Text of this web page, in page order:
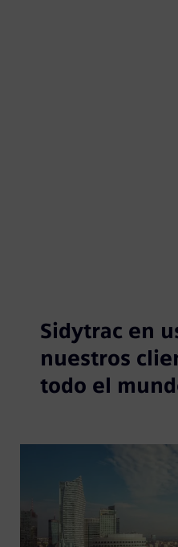
Sidytrac en
nuestros
todo el